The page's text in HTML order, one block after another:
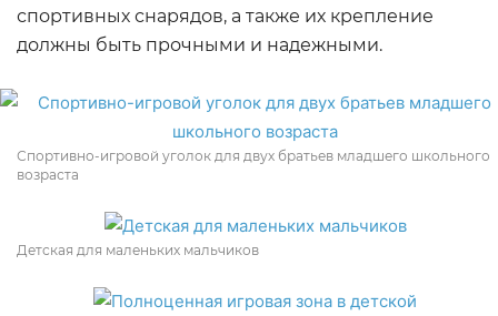
спортивных снарядов, а также их крепление
должны быть прочными и надежными.
Спортивно-игровой уголок для двух братьев младшего школьного
возраста
Детская для маленьких мальчиков